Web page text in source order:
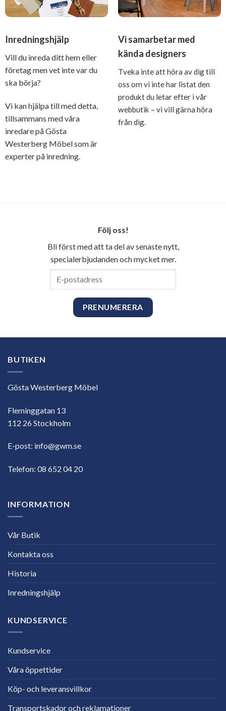
Inredningshjälp
Vill du inreda ditt hem eller
företag men vet inte var du
ska börja?
Vi kan hjälpa till med detta,
tillsammans med våra
inredare på Gösta
Westerberg Möbel som är
experter på inredning.
Vi samarbetar med
kända designers
Tveka inte att höra av dig till
oss om vi inte har listat den
produkt du letar efter i vår
webbutik – vi vill gärna höra
från dig.
Följ oss!
Bli först med att ta del av senaste nytt,
specialerbjudanden och mycket mer.
BUTIKEN
Gösta Westerberg Möbel
Fleminggatan 13
112 26 Stockholm
E-post: info@gwm.se
Telefon: 08 652 04 20
INFORMATION
Vår Butik
Kontakta oss
Historia
Inredningshjälp
KUNDSERVICE
Kundservice
Våra öppettider
Köp- och leveransvillkor
Transportskador och reklamationer